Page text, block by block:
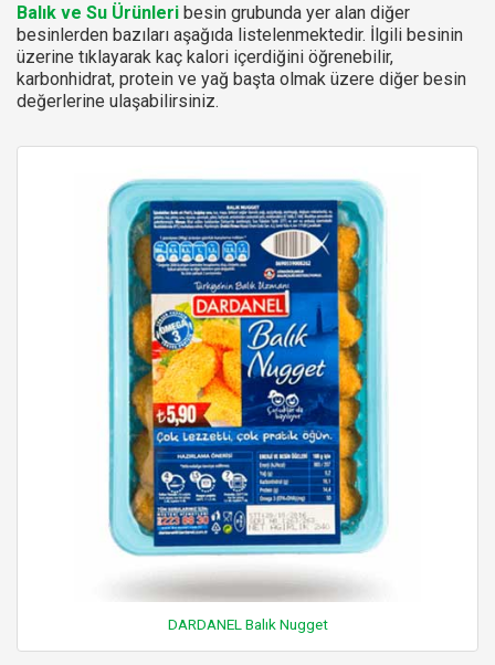
Balık ve Su Ürünleri besin grubunda yer alan diğer
besinlerden bazıları aşağıda listelenmektedir. İlgili besinin
üzerine tıklayarak kaç kalori içerdiğini öğrenebilir,
karbonhidrat, protein ve yağ başta olmak üzere diğer besin
değerlerine ulaşabilirsiniz.
DARDANEL Balık Nugget